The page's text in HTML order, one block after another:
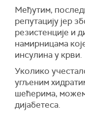
Међутим,
репутацију јер
резистенције и
намирницама
инсулина у крви.
Уколико
угљеним
шећерима,
дијабетеса.